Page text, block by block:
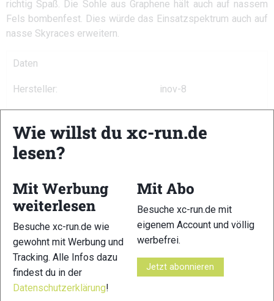
richtig Spaß. Die Sohle aus Graphene hält auch auf nassem
Fels bombenfest. Dies würde das Einsatzspektrum auch auf
nasse Skyraces erweitern.
Daten
Hersteller: inov-8
Gewicht: 260 g (EU 42)
Empf. Verkaufspreis: 165 €
Vergleichbare Schuhe
VJ iRock2
Wie willst du xc-run.de
lesen?
Mit Werbung
weiterlesen
Besuche xc-run.de wie
gewohnt mit Werbung und
Tracking. Alle Infos dazu
findest du in der
Datenschutzerklärung!
Mit Abo
Besuche xc-run.de mit
eigenem Account und völlig
werbefrei.
Jetzt abonnieren